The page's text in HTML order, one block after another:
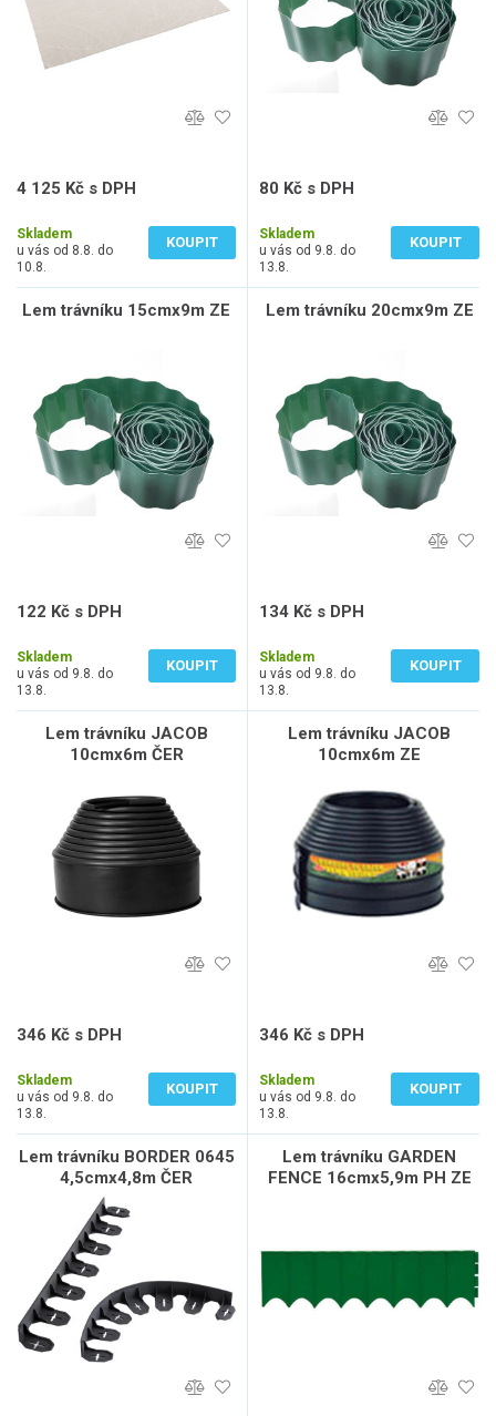
4 125 Kč s DPH
Skladem
u vás od 8.8. do
10.8.
KOUPIT
80 Kč s DPH
Skladem
u vás od 9.8. do
13.8.
KOUPIT
Lem trávníku 15cmx9m ZE
122 Kč s DPH
Skladem
u vás od 9.8. do
13.8.
KOUPIT
Lem trávníku 20cmx9m ZE
134 Kč s DPH
Skladem
u vás od 9.8. do
13.8.
KOUPIT
Lem trávníku JACOB
10cmx6m ČER
346 Kč s DPH
Skladem
u vás od 9.8. do
13.8.
KOUPIT
Lem trávníku JACOB
10cmx6m ZE
346 Kč s DPH
Skladem
u vás od 9.8. do
13.8.
KOUPIT
Lem trávníku BORDER 0645
4,5cmx4,8m ČER
Lem trávníku GARDEN
FENCE 16cmx5,9m PH ZE